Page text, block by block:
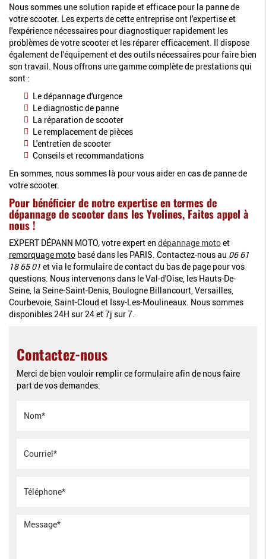
Nous sommes une solution rapide et efficace pour la panne de
votre scooter. Les experts de cette entreprise ont l'expertise et
l'expérience nécessaires pour diagnostiquer rapidement les
problèmes de votre scooter et les réparer efficacement. Il dispose
également de l'équipement et des outils nécessaires pour faire bien
son travail. Nous offrons une gamme complète de prestations qui
sont :
Le dépannage d'urgence
Le diagnostic de panne
La réparation de scooter
Le remplacement de pièces
L'entretien de scooter
Conseils et recommandations
En sommes, nous sommes là pour vous aider en cas de panne de
votre scooter.
Pour bénéficier de notre expertise en termes de
dépannage de scooter dans les Yvelines, Faites appel à
nous !
EXPERT DÉPANN MOTO, votre expert en dépannage motoet
remorquage moto basé dans les PARIS. Contactez-nous au 06 61
18 65 01 et via le formulaire de contact du bas de page pour vos
questions. Nous intervenons dans le Val-d'Oise, les Hauts-De-
Seine, la Seine-Saint-Denis, Boulogne Billancourt, Versailles,
Courbevoie, Saint-Cloud et Issy-Les-Moulineaux. Nous sommes
disponibles 24H sur 24 et 7j sur 7.
Contactez-nous
Merci de bien vouloir remplir ce formulaire afin de nous faire
part de vos demandes.